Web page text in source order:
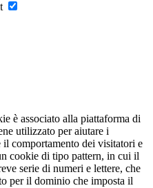
è associato alla piattaforma di
utilizzato per aiutare i
comportamento dei visitatori e
cookie di tipo pattern, in cui il
serie di numeri e lettere, che
per il dominio che imposta il